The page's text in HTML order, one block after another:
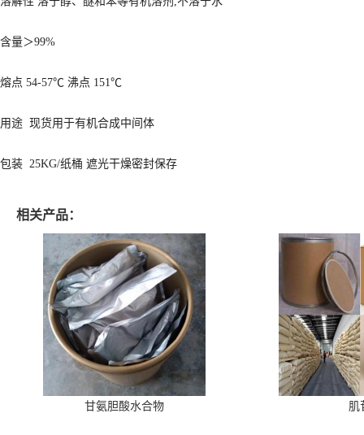
含量＞99%
熔点 54-57℃ 沸点 151℃
用途 现货用于有机合成中间体
包装 25KG/纸桶 遮光干燥密封保存
相关产品：
甘氨胆酸水合物 肌